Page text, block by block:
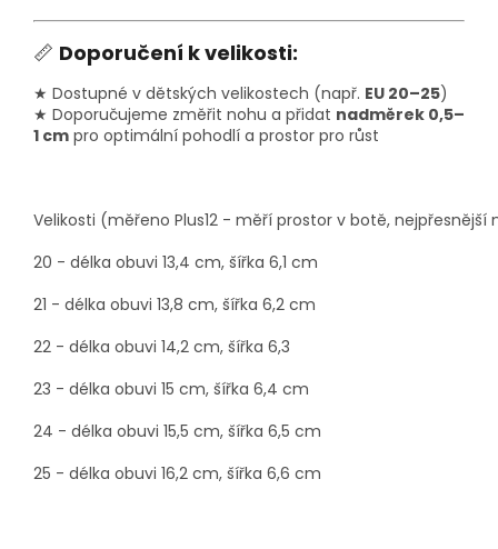
📏 Doporučení k velikosti:
★ Dostupné v dětských velikostech (např. EU 20–25)
★ Doporučujeme změřit nohu a přidat nadměrek 0,5–
1 cm pro optimální pohodlí a prostor pro růst
Velikosti (měřeno Plus12 - měří prostor v botě,
20 - délka obuvi 13,4 cm, šířka 6,1 cm
21 - délka obuvi 13,8 cm, šířka 6,2 cm
22 - délka obuvi 14,2 cm, šířka 6,3
23 - délka obuvi 15 cm, šířka 6,4 cm
24 - délka obuvi 15,5 cm, šířka 6,5 cm
25 - délka obuvi 16,2 cm, šířka 6,6 cm